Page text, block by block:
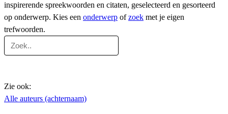
inspirerende spreekwoorden en citaten, geselecteerd en gesorteerd
op onderwerp. Kies een onderwerp ofzoek met je eigen
trefwoorden.
Zie ook:
Alle auteurs (achternaam)